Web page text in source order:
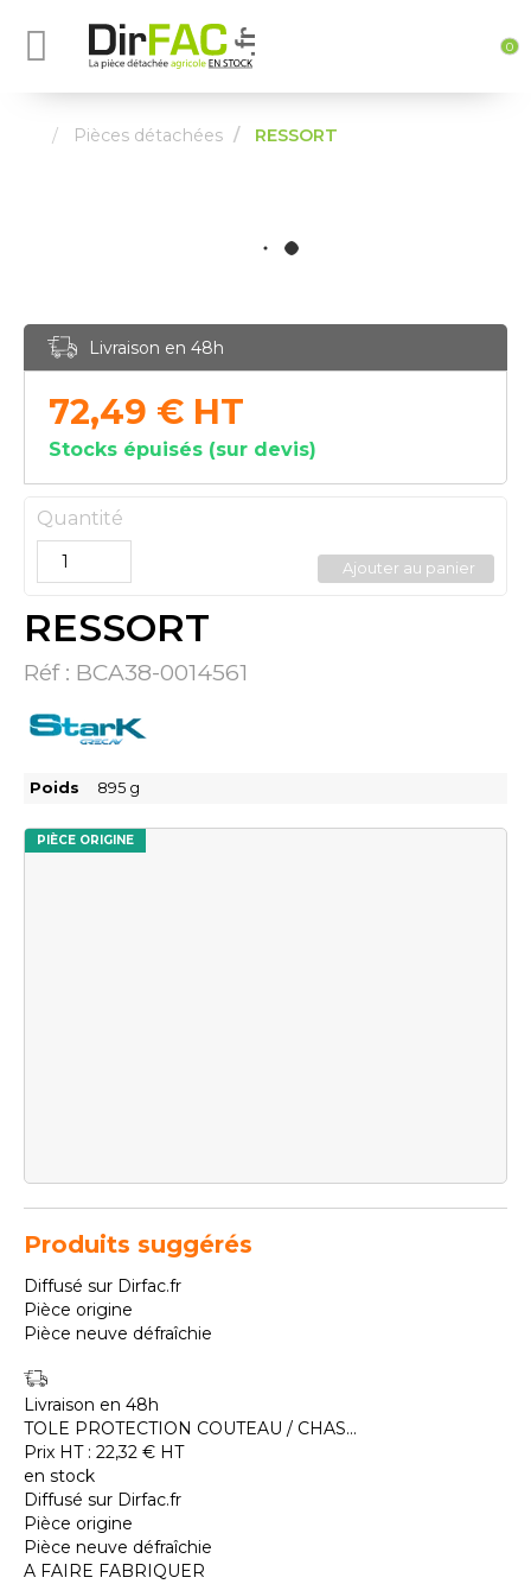
0
Pièces détachées RESSORT
PIÈCE ORIGINE
RESSORT
Réf : BCA38-0014561
Poids 895 g
Livraison en 48h
72,49 € HT
Stocks épuisés (sur devis)
Quantité
Ajouter au panier
Produits suggérés
Diffusé sur Dirfac.fr
Pièce origine
Pièce neuve défraîchie
Livraison en 48h
TOLE PROTECTION COUTEAU / CHAS...
Prix HT : 22,32 € HT
en stock
Diffusé sur Dirfac.fr
Pièce origine
Pièce neuve défraîchie
A FAIRE FABRIQUER